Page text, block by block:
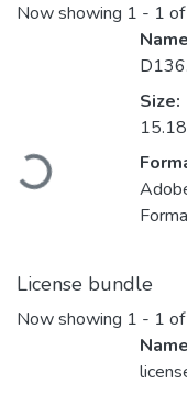
Now showing 1 - 1
Loading...
Size:
License bundle
Now showing 1 - 1